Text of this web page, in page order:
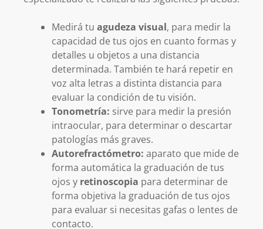
Medirá tu agudeza visual, para medir la
capacidad de tus ojos en cuanto formas y
detalles u objetos a una distancia
determinada. También te hará repetir en
voz alta letras a distinta distancia para
evaluar la condición de tu visión.
Tonometría: sirve para medir la presión
intraocular, para determinar o descartar
patologías más graves.
Autorefractómetro: aparato que mide de
forma automática la graduación de tus
ojos y retinoscopia para determinar de
forma objetiva la graduación de tus ojos
para evaluar si necesitas gafas o lentes de
contacto.